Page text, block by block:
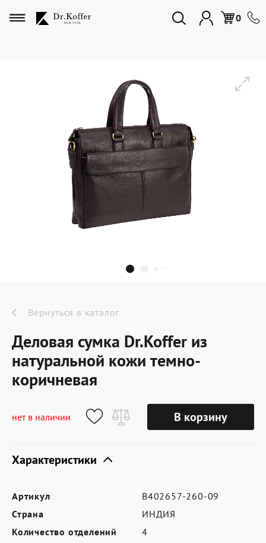
0
Избранное
Дорожная коллекция
Мужская коллекция
Женская коллекция
Подарки и сувениры
Подарочные карты
Dr.Koffer Outlet
Новинки
Акции
Условия доставки
Сертификат Dr.Koffer
Где купить
Вернуться в каталог
Деловая сумка Dr.Koffer из
натуральной кожи темно-
коричневая
нет в наличии В корзину
Характеристики
Артикул
B402657-260-09
Страна
ИНДИЯ
Количество отделений
4